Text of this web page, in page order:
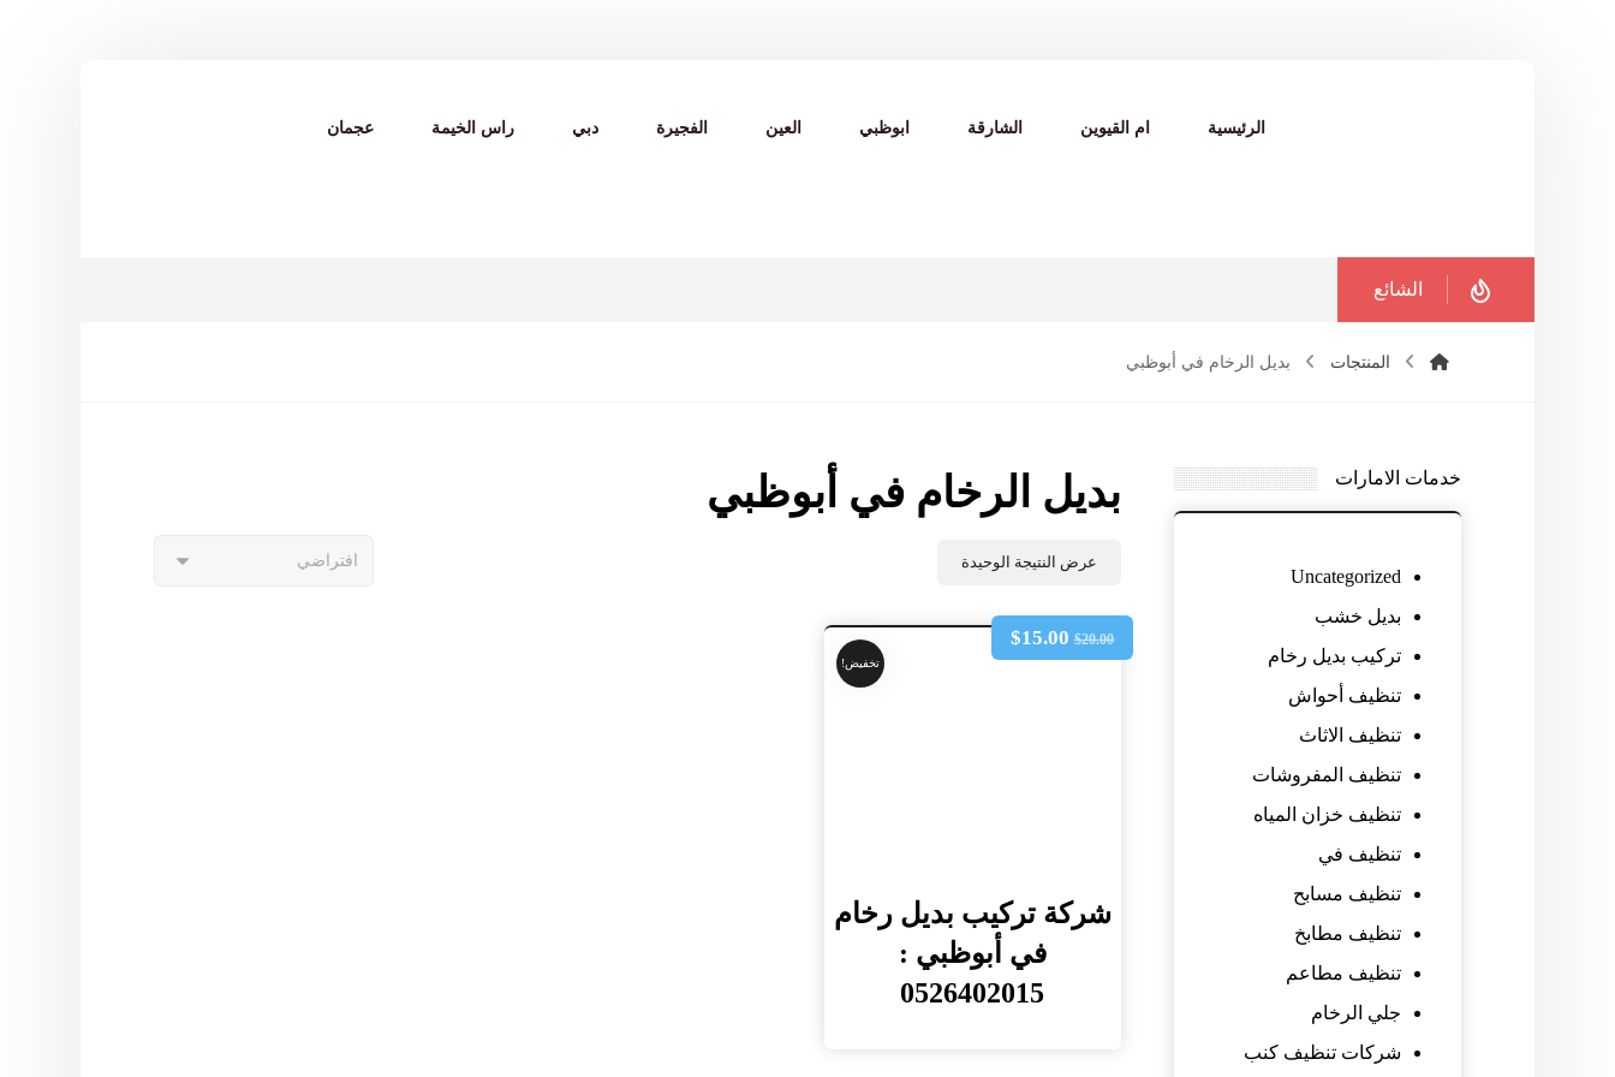
الرئيسية ام القيوين الشارقة ابوظبي العين الفجيرة دبي راس الخيمة عجمان
الشائع
المنتجات بديل الرخام في أبوظبي
بديل الرخام في أبوظبي
عرض النتيجة الوحيدة
تخفيض!
شركة تركيب بديل رخام
في أبوظبي :
0526402015
$20.00
$15.00
خدمات الامارات
Uncategorized
بديل خشب
تركيب بديل رخام
تنظيف أحواش
تنظيف الاثاث
تنظيف المفروشات
تنظيف خزان المياه
تنظيف في
تنظيف مسابح
تنظيف مطابخ
تنظيف مطاعم
جلي الرخام
شركات تنظيف كنب